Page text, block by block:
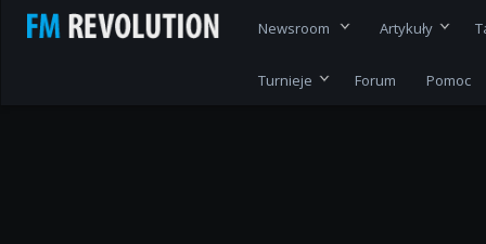
Newsroom Artykuły
Turnieje Forum Pomoc